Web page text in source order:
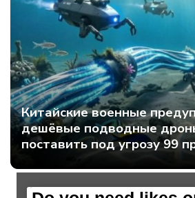
Китайские военные
дешёвые подводные
поставить под угрозу 99
мирового интернет-
технологии.